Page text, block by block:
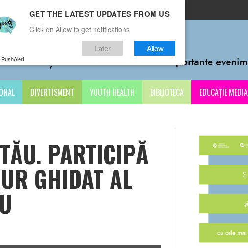
CONTACTE
DIVERTISMENT YOUTH HEALTH BIBLIOTECA EDUCAȚIE MEDIA
PARTICIPĂ
GHIDAT AL
GET THE LATEST UPDATES FROM US
Click on Allow to get notifications
Later Allow
PushAlert